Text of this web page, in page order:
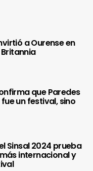
a Ourense en
que Paredes
un festival, sino
Sinsal 2024 prueba
internacional y